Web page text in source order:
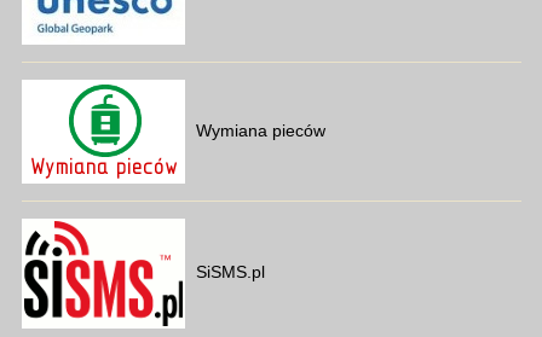
Wymiana pieców
SiSMS.pl